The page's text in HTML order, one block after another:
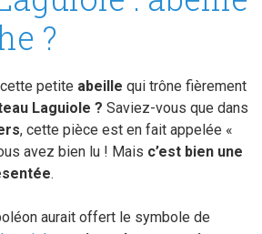
?
petite abeille qui trône fièrement
Laguiole ? Saviez-vous que dans
, cette pièce est en fait appelée «
avez bien lu ! Mais c’est bien une
.
aurait offert le symbole de